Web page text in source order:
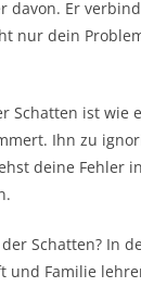
davon. Er
nur dein
Schatten ist wie
Ihn zu
deine Fehler
Schatten? In
und Familie